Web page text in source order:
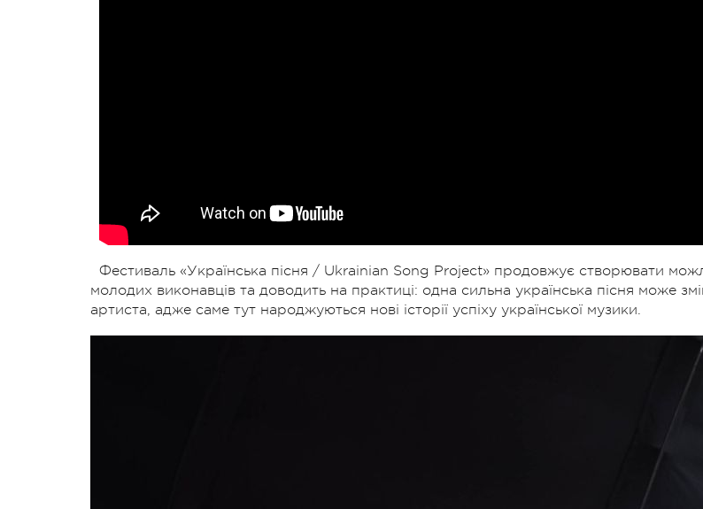
Фестиваль «Українська пісня / Ukrainian Song Project» продовжує створювати
молодих виконавців та доводить на практиці: одна сильна українська пісня може
артиста, адже саме тут народжуються нові історії успіху української музики.